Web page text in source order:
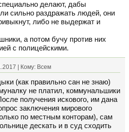
делают, дабы
сильно раздражать людей, они
либо не выдержат и
а потом бучу против них
с полицейскими.
| Кому: Всем
(как правильно сан не знаю)
не платил, коммунальшики
получения искового, им дана
заключения мирового
по местным конторам), сам
дескать и в суд сходить